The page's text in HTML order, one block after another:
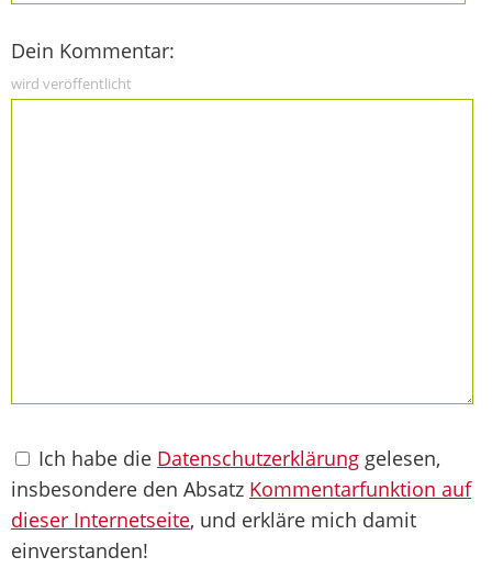
Dein Kommentar:
wird veröffentlicht
Ich habe die Datenschutzerklärung gelesen,
insbesondere den Absatz Kommentarfunktion auf
dieser Internetseite, und erkläre mich damit
einverstanden!